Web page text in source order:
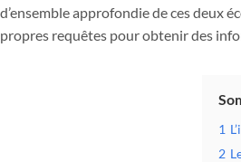
d’ensemble approfondie de ces deux
propres requêtes pour obtenir des
1
2